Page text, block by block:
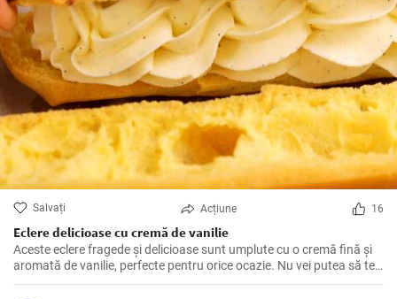
Salvați Acțiune 16
Eclere delicioase cu cremă de vanilie
Aceste eclere fragede și delicioase sunt umplute cu o cremă fină și
aromată de vanilie, perfecte pentru orice ocazie. Nu vei putea să te
oprești la un singur ecler!